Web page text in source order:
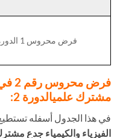
فرض محروس 1 الدورة الثانية: نمودج 14
مشترك علميالدورة 2:
في هذا الجدول أسفله
الفيزياء والكيمياء جدع